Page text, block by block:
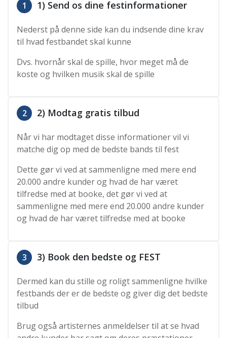
1 1) Send os dine festinformationer
Nederst på denne side kan du indsende dine krav
til hvad festbandet skal kunne
Dvs. hvornår skal de spille, hvor meget må de
koste og hvilken musik skal de spille
2 2) Modtag gratis tilbud
Når vi har modtaget disse informationer vil vi
matche dig op med de bedste bands til fest
Dette gør vi ved at sammenligne med mere end
20.000 andre kunder og hvad de har været
tilfredse med at booke, det gør vi ved at
sammenligne med mere end 20.000 andre kunder
og hvad de har været tilfredse med at booke
3 3) Book den bedste og FEST
Dermed kan du stille og roligt sammenligne hvilke
festbands der er de bedste og giver dig det bedste
tilbud
Brug også artisternes anmeldelser til at se hvad